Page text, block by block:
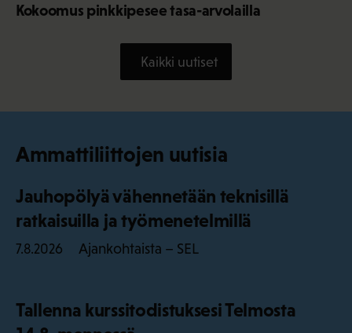
Kokoomus pinkkipesee tasa-arvolailla
Kaikki uutiset
Ammattiliittojen uutisia
Jauhopölyä vähennetään teknisillä
ratkaisuilla ja työmenetelmillä
7.8.2026 Ajankohtaista – SEL
Tallenna kurssitodistuksesi Telmosta